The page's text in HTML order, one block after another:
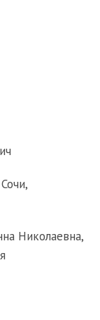
Николаевна,